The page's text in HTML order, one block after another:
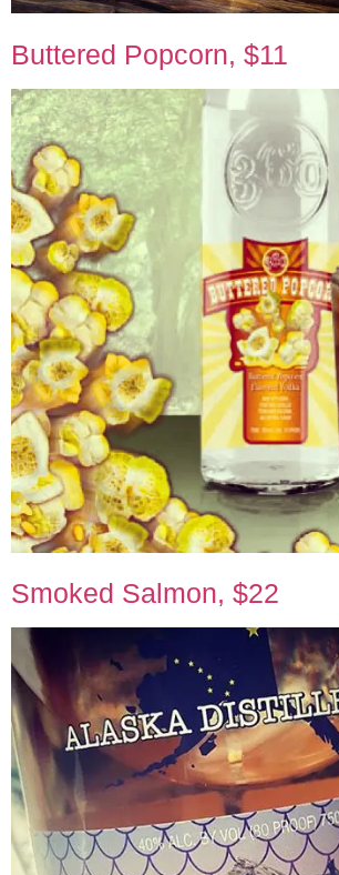
Buttered Popcorn, $11
Smoked Salmon, $22